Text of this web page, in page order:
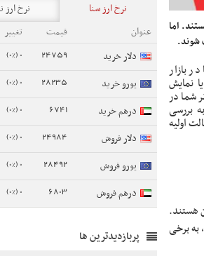
اما
شوند.
بازار
نمایش
شما در
بررسی
اولیه
هستند.
به برخی
نرخ ارز سنا
نرخ ارز
عنوان
قیمت تغییر
دلار خرید
24759
0 (0%)
یورو خرید 28235
0 (0%)
درهم خرید 6741
0 (0%)
دلار فروش 24984
0 (0%)
یورو فروش 28492
0 (0%)
درهم فروش 6803
0 (0%)
پربازدیدترین ها